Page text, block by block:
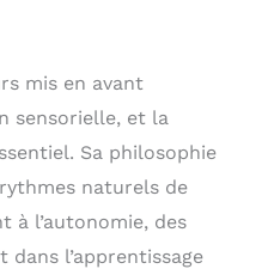
mis en avant
sensorielle, et la
Sa philosophie
naturels de
à l’autonomie, des
l’apprentissage